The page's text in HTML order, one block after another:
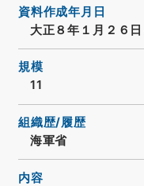
資料作成年月日
大正８年１月２６
規模
11
組織歴/履歴
海軍省
内容